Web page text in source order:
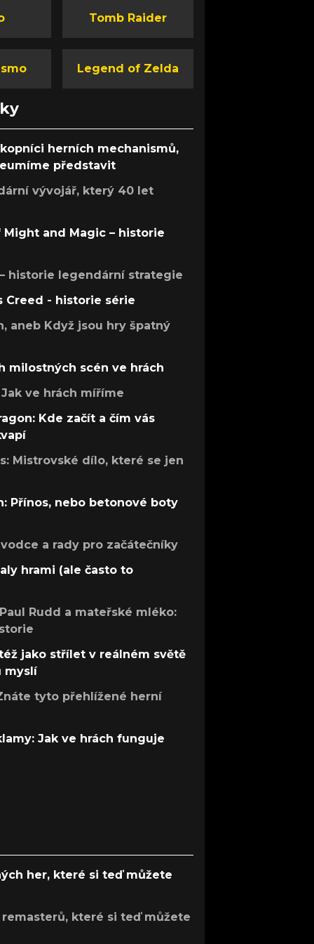
Tomb Raider
Legend of Zelda
herních mechanismů,
představit
vývojář, který 40 let
Might and Magic – historie
historie legendární strategie
Creed - historie série
aneb Když jsou hry špatný
milostných scén ve hrách
ve hrách míříme
Kde začít a čím vás
Mistrovské dílo, které se jen
Přínos, nebo betonové boty
a rady pro začátečníky
hrami (ale často to
Rudd a mateřské mléko:
jako střílet v reálném světě
myslí
tyto přehlížené herní
Jak ve hrách funguje
her, které si teď můžete
které si teď můžete